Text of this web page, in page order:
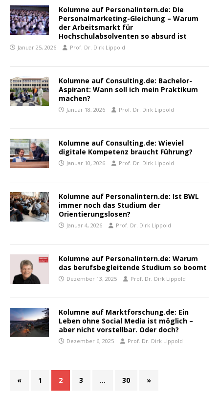
Kolumne auf Personalintern.de: Die
Personalmarketing-Gleichung – Warum
der Arbeitsmarkt für
Hochschulabsolventen so absurd ist
Januar 25, 2026 Prof. Dr. Dirk Lippold
Kolumne auf Consulting.de: Bachelor-
Aspirant: Wann soll ich mein Praktikum
machen?
Januar 18, 2026 Prof. Dr. Dirk Lippold
Kolumne auf Consulting.de: Wieviel
digitale Kompetenz braucht Führung?
Januar 10, 2026 Prof. Dr. Dirk Lippold
Kolumne auf Personalintern.de: Ist BWL
immer noch das Studium der
Orientierungslosen?
Januar 4, 2026 Prof. Dr. Dirk Lippold
Kolumne auf Personalintern.de: Warum
das berufsbegleitende Studium so boomt
Dezember 13, 2025 Prof. Dr. Dirk Lippold
Kolumne auf Marktforschung.de: Ein
Leben ohne Social Media ist möglich –
aber nicht vorstellbar. Oder doch?
Dezember 6, 2025 Prof. Dr. Dirk Lippold
« 1 2 3 … 30 »